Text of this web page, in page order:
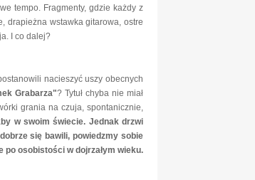
tempo. Fragmenty, gdzie każdy z
drapieżna wstawka gitarowa, ostre
I co dalej?
nacieszyć uszy obecnych
Grabarza"? Tytuł chyba nie miał
grania na czuja, spontanicznie,
w swoim świecie. Jednak drzwi
się bawili, powiedzmy sobie
po osobistości w dojrzałym wieku.